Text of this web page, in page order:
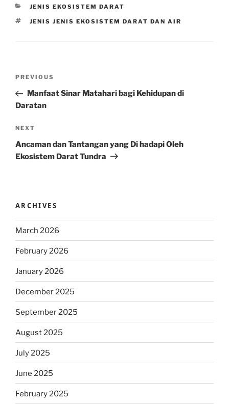
CATEGORIES
JENIS EKOSISTEM DARAT
TAGS
JENIS JENIS EKOSISTEM DARAT DAN AIR
Previous
Post
PREVIOUS
Manfaat Sinar Matahari bagi Kehidupan di
Daratan
Next
Post
NEXT
Ancaman dan Tantangan yang Di hadapi Oleh
Ekosistem Darat Tundra
ARCHIVES
March 2026
February 2026
January 2026
December 2025
September 2025
August 2025
July 2025
June 2025
February 2025